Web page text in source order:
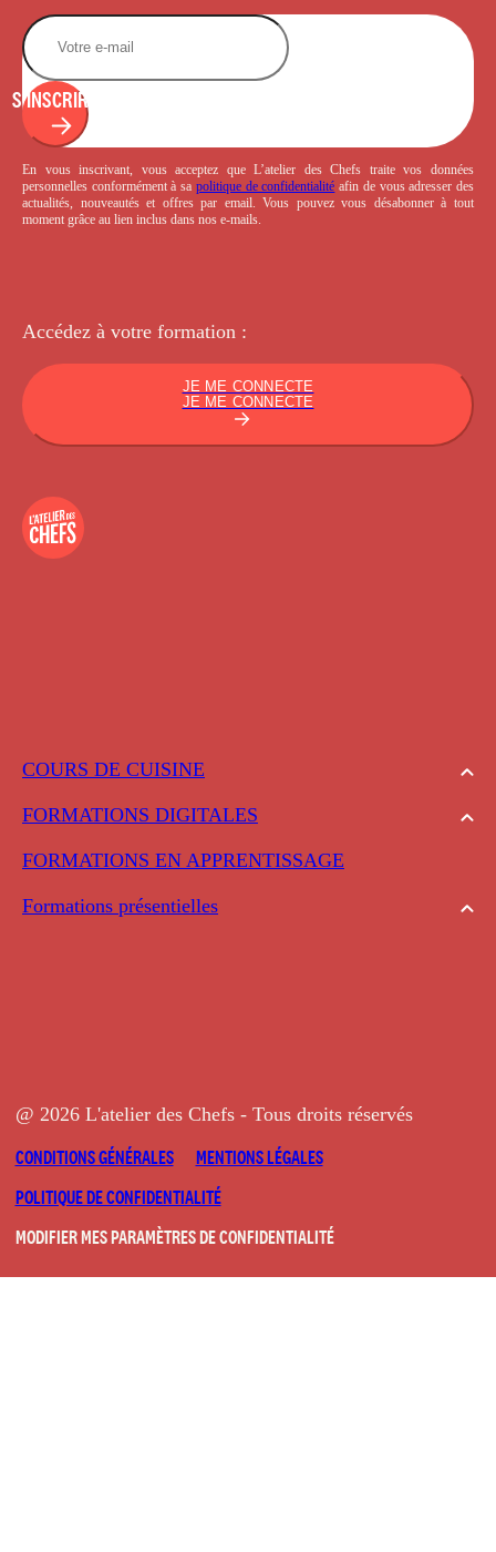
COURS DE CUISINE
FORMATIONS DIGITALES
FORMATIONS EN APPRENTISSAGE
Formations présentielles
S'INSCRIRE
En vous inscrivant, vous acceptez que L’atelier des Chefs traite vos données
personnelles conformément à sa politique de confidentialité afin de vous adresser des
actualités, nouveautés et offres par email. Vous pouvez vous désabonner à tout
moment grâce au lien inclus dans nos e-mails.
Accédez à votre formation :
JE ME CONNECTE
JE ME CONNECTE
@ 2026 L'atelier des Chefs - Tous droits réservés
CONDITIONS GÉNÉRALES
MENTIONS LÉGALES
POLITIQUE DE CONFIDENTIALITÉ
MODIFIER MES PARAMÈTRES DE CONFIDENTIALITÉ